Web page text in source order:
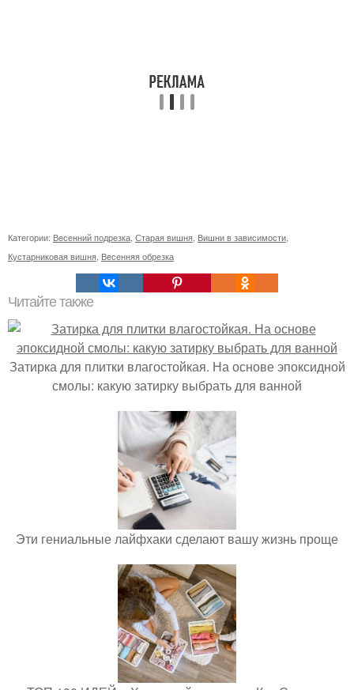
Категории: Весенний подрезка Старая вишня Вишни в зависимости
Кустарниковая вишня Весенняя обрезка
Читайте также
Затирка для плитки влагостойкая. На основе эпоксидной
смолы: какую затирку выбрать для ванной
Эти гениальные лайфхаки сделают вашу жизнь проще